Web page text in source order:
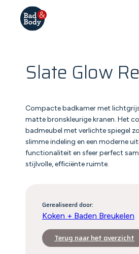
Slate Glow
Gerealiseerd door:
Koken + Baden Breukelen
Terug naar het overzicht
Compacte badkamer met
matte bronskleurige kranen. Het
badmeubel met verlichte spiegel
slimme indeling en een moderne
functionaliteit en sfeer perfect
stijlvolle, efficiënte ruimte.